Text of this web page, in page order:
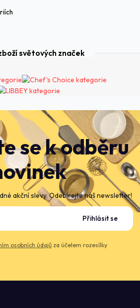
se k odběru
akční slevy. Odebírejte náš newsletter!
Přihlásit se
osobních údajů za účelem rozesílky
světových značek